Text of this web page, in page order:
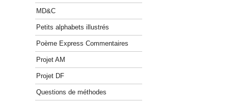
MD&C
Petits alphabets illustrés
Poème Express Commentaires
Projet AM
Projet DF
Questions de méthodes